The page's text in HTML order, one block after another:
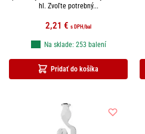
hl. Zvoľte potrebný...
2,21 € s DPH /bal
Pridať do košíka
Na sklade: 253 balení